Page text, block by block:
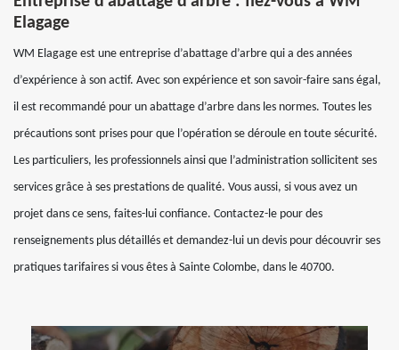
Elagage
WM Elagage est une entreprise d’abattage d’arbre qui a des années
d’expérience à son actif. Avec son expérience et son savoir-faire sans égal,
il est recommandé pour un abattage d’arbre dans les normes. Toutes les
précautions sont prises pour que l’opération se déroule en toute sécurité.
Les particuliers, les professionnels ainsi que l’administration sollicitent ses
services grâce à ses prestations de qualité. Vous aussi, si vous avez un
projet dans ce sens, faites-lui confiance. Contactez-le pour des
renseignements plus détaillés et demandez-lui un devis pour découvrir ses
pratiques tarifaires si vous êtes à Sainte Colombe, dans le 40700.